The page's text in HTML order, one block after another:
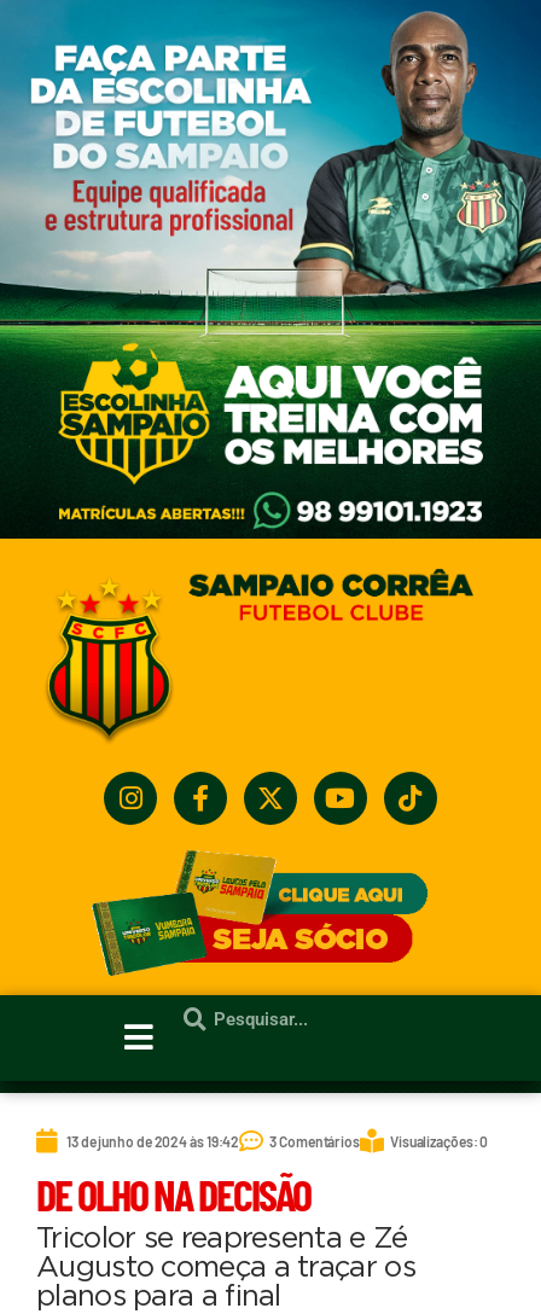
13 de junho de 2024 às 19:42 3 Comentários Visualizações: 0
DE OLHO NA DECISÃO
Tricolor se reapresenta e Zé
Augusto começa a traçar os
planos para a final